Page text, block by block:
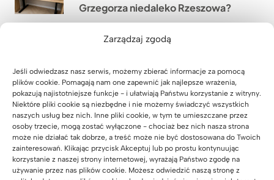
Zarządzaj zgodą
Jeśli odwiedzasz nasz serwis, możemy zbierać informacje za pomocą
plików cookie. Pomagają nam one zapewnić jak najlepsze wrażenia,
pokazują najistotniejsze funkcje - i ułatwiają Państwu korzystanie z witryny.
Niektóre pliki cookie są niezbędne i nie możemy świadczyć wszystkich
naszych usług bez nich. Inne pliki cookie, w tym te umieszczane przez
osoby trzecie, mogą zostać wyłączone - chociaż bez nich nasza strona
może nie działać tak dobrze, a treść może nie być dostosowana do Twoich
zainteresowań. Klikając przycisk Akceptuj lub po prostu kontynuując
korzystanie z naszej strony internetowej, wyrażają Państwo zgodę na
używanie przez nas plików cookie. Możesz odwiedzić naszą stronę z
Grzegorza niedaleko Rzeszowa?
Jak stworzyliśmy duże stanowisko
pracy dla 4 osób w firmie WOMAR
HVAC w Krakowie?
17 lipca 2026
Jak wyposażyliśmy nową siedzibę